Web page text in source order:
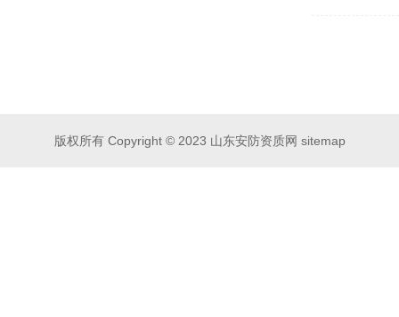
版权所有 Copyright © 2023 山东安防资质网 sitemap